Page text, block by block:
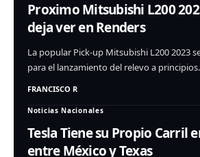
Proximo Mitsubishi L200
deja ver en Renders
La popular Pick-up Mitsubishi L200 2023
para el lanzamiento del relevo a
FRANCISCO R
Noticias Nacionales
Tesla Tiene su Propio Carril
entre México y Texas